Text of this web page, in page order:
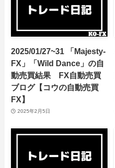
2025/01/27~31 「Majesty-
FX」「Wild Dance」の自
動売買結果 FX自動売買
ブログ【コウの自動売買
FX】
2025年2月5日